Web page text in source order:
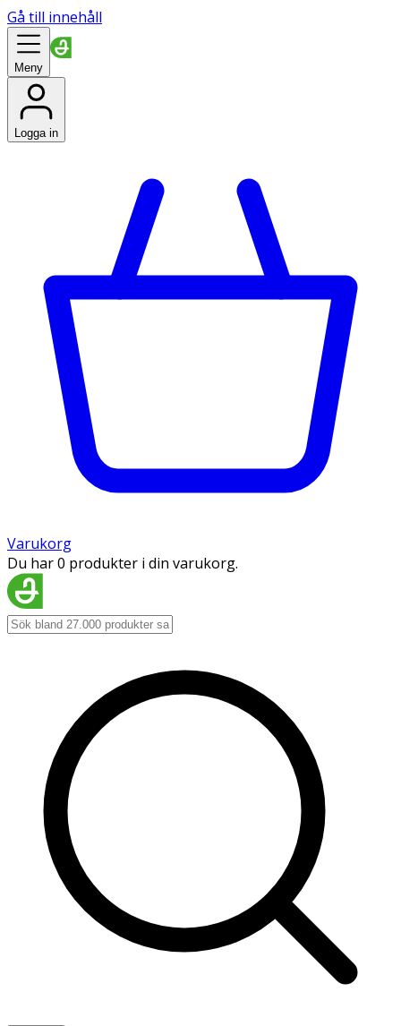
Gå till innehåll
Meny
Logga in
Varukorg
Du har 0 produkter i din varukorg.